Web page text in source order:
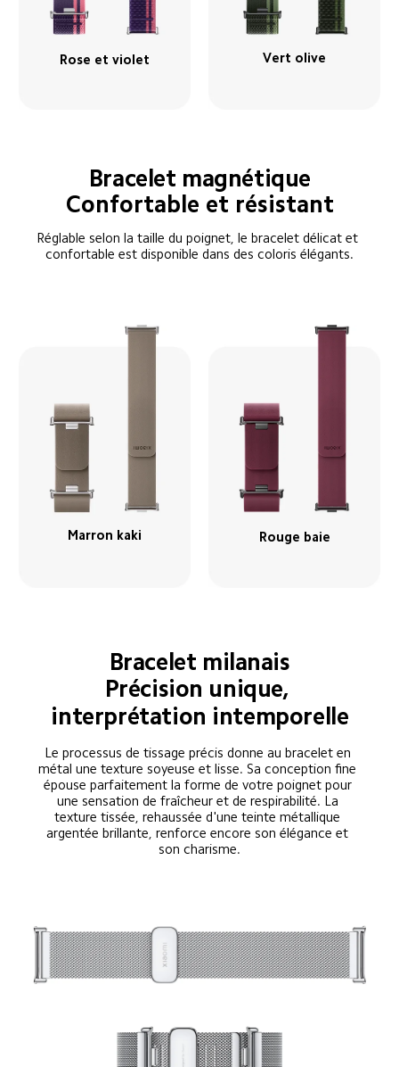
Rose et violet Vert olive
Bracelet magnétique
Confortable et résistant
Réglable selon la taille du poignet, le bracelet délicat et
confortable est disponible dans des coloris élégants.
Marron kaki Rouge baie
Bracelet milanais
Précision unique,
interprétation intemporelle
Le processus de tissage précis donne au bracelet en
métal une texture soyeuse et lisse. Sa conception fine
épouse parfaitement la forme de votre poignet pour
une sensation de fraîcheur et de respirabilité. La
texture tissée, rehaussée d'une teinte métallique
argentée brillante, renforce encore son élégance et
son charisme.